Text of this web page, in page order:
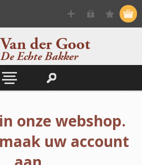
onze webshop.
uw account